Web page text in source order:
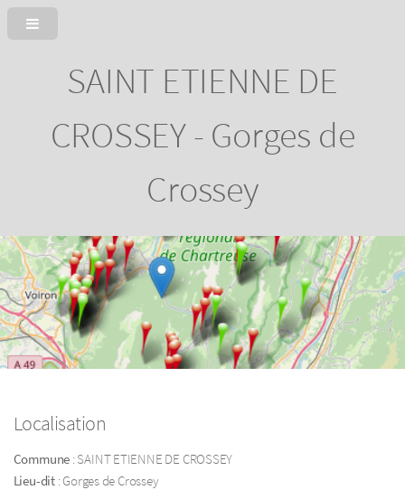
SAINT ETIENNE DE
CROSSEY - Gorges de
Crossey
Localisation
Commune : SAINT ETIENNE DE CROSSEY
Lieu-dit: Gorges de Crossey